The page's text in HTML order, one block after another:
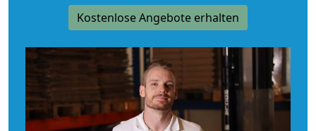
Kostenlose Angebote erhalten